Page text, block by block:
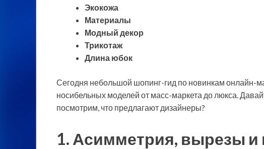
Экокожа
Материалы
Модный декор
Трикотаж
Длина юбок
Сегодня небольшой шопинг-гид по новинкам онлайн-
носибельных моделей от масс-маркета до люкса.
посмотрим, что предлагают дизайнеры?
1. Асимметрия, вырезы и